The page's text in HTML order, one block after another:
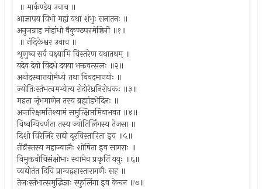
॥ मार्कण्डेय उवाच ॥
आज्ञापय विभो मह्यं यथा शंभुः सनातनः ॥
अनुजग्राह मोहांधो वैकुण्ठपरमेष्ठिनौ ॥१॥
॥ नंदिकेश्वर उवाच ॥
शृणुष्व सर्वं वक्ष्यामि विस्तरेण यथातथम् ॥
यदेव देवो विदधे दयया भक्तवत्सलः ॥२॥
अथोदस्थात्तयोर्मध्ये तथा विवदमानयोः ॥
ज्योतिःस्तंभत्वमभ्येत्य रोदोरंध्रनिरोधकः ॥३॥
महता जृंभमाणेन तस्य ब्रह्मांडभेदिनः ॥
अन्तरिक्षमतिश्यामं समुत्क्षिप्तमिवाभवत ॥४॥
विष्वग्विवर्णता तस्य ज्योतिर्लिंगस्य तेजसा ॥
दिशो विरेजिरे सद्यो दूरविस्तारिता इव ॥५॥
तीव्रैस्तस्य महाज्वालैः शोषिता इव सागराः ॥
विमुक्तवीचिसंक्षोभाः स्वामेव प्रकृतिं ययुः ॥६॥
व्यद्योतंत दिवि प्राग्वद्वहास्तारागणैः सह ॥
तेजःस्तंभात्समुद्भिन्नाः स्फुलिंगा इव केचन ॥७॥